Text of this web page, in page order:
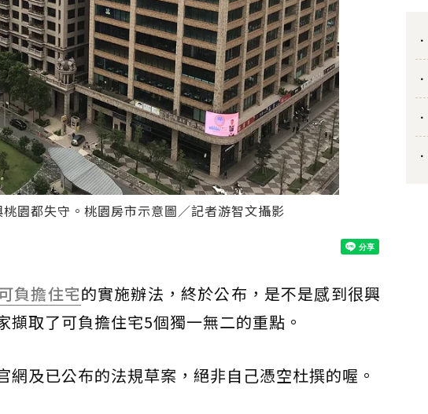
園都失守。桃園房市示意圖／記者游智文攝影
負擔住宅的實施辦法，終於公布，是不是感到很興
取了可負擔住宅5個獨一無二的重點。
及已公布的法規草案，絕非自己憑空杜撰的喔。